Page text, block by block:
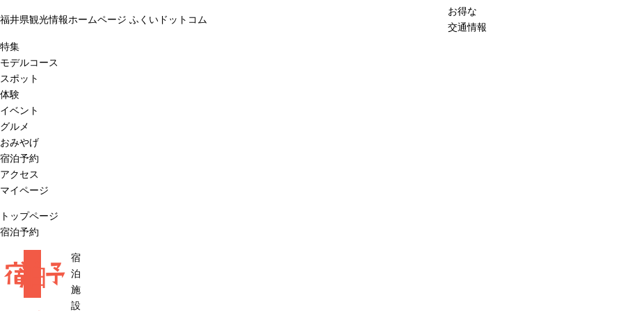
福井県観光情報ホームページ ふくいドットコム
お得な
交通情報
特集
モデルコース
スポット
体験
イベント
グルメ
おみやげ
宿泊予約
アクセス
マイページ
トップページ
宿泊予約
宿泊予
宿
泊
施
設